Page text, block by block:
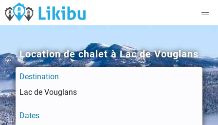
Location de chalet à Lac de Vouglans
Destination
Dates